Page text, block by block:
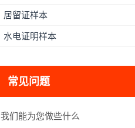
居留证样本
水电证明样本
常见问题
我们能为您做些什么